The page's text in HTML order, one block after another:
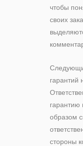
чтобы
своих
гарантий
гарантию
образом
стороны